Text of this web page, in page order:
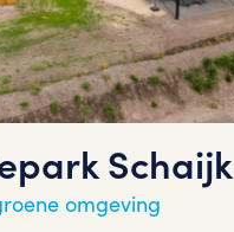
Schaijk
omgeving